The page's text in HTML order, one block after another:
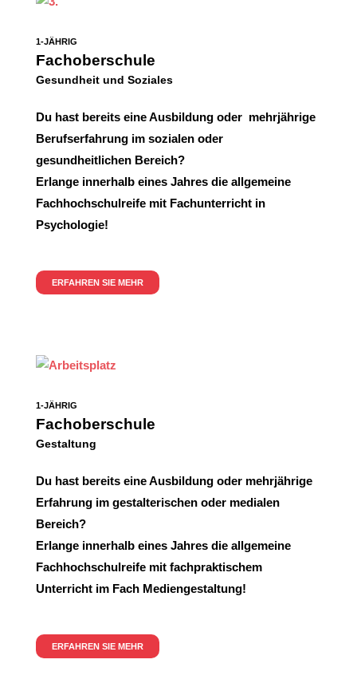
1-JÄHRIG
Fachoberschule
Gesundheit und Soziales
Du hast bereits eine Ausbildung oder mehrjährige
Berufserfahrung im sozialen oder
gesundheitlichen Bereich?
Erlange innerhalb eines Jahres die allgemeine
Fachhochschulreife mit Fachunterricht in
Psychologie!
ERFAHREN SIE MEHR
1-JÄHRIG
Fachoberschule
Gestaltung
Du hast bereits eine Ausbildung oder mehrjährige
Erfahrung im gestalterischen oder medialen
Bereich?
Erlange innerhalb eines Jahres die allgemeine
Fachhochschulreife mit fachpraktischem
Unterricht im Fach Mediengestaltung!
ERFAHREN SIE MEHR